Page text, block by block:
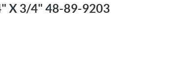
X 3/4" 48-89-9203